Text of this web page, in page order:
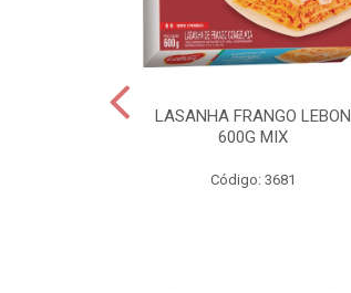
LASANHA FRANGO LEBON
600G MIX
Código: 3681